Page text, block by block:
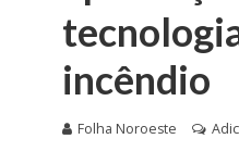
incêndio
Folha Noroeste